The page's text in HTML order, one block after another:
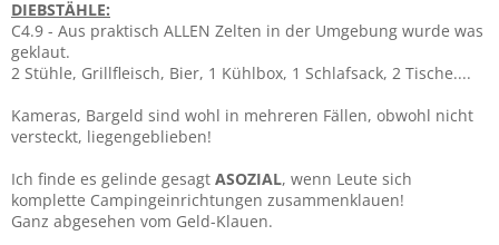
DIEBSTÄHLE:
C4.9 - Aus praktisch ALLEN Zelten in der Umgebung wurde was
geklaut.
2 Stühle, Grillfleisch, Bier, 1 Kühlbox, 1 Schlafsack, 2 Tische....
Kameras, Bargeld sind wohl in mehreren Fällen, obwohl nicht
versteckt, liegengeblieben!
Ich finde es gelinde gesagt ASOZIAL, wenn Leute sich
komplette Campingeinrichtungen zusammenklauen!
Ganz abgesehen vom Geld-Klauen.